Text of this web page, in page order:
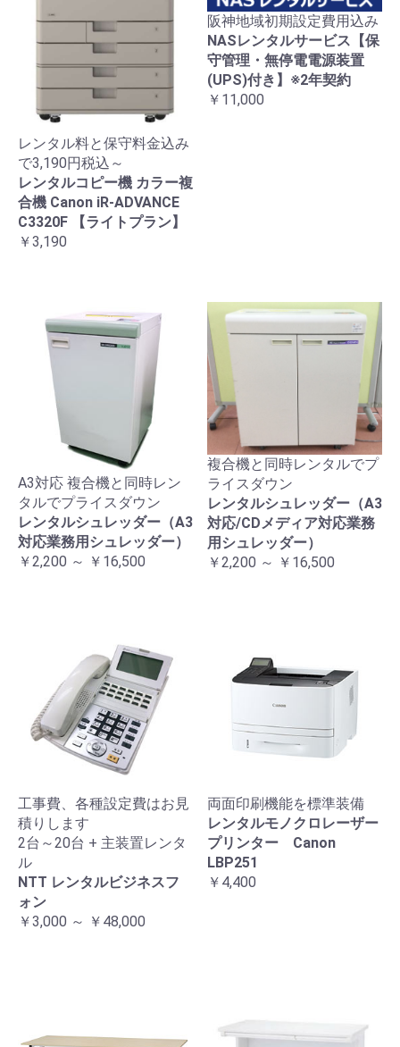
レンタル料と保守料金込み
で3,190円税込～
レンタルコピー機 カラー複
合機 Canon iR-ADVANCE
C3320F 【ライトプラン】
￥3,190
阪神地域初期設定費用込み
NASレンタルサービス【保
守管理・無停電電源装置
(UPS)付き】※2年契約
￥11,000
A3対応 複合機と同時レン
タルでプライスダウン
レンタルシュレッダー（A3
対応業務用シュレッダー）
￥2,200 ～ ￥16,500
複合機と同時レンタルでプ
ライスダウン
レンタルシュレッダー（A3
対応/CDメディア対応業務
用シュレッダー）
￥2,200 ～ ￥16,500
工事費、各種設定費はお見
積りします
2台～20台 + 主装置レンタ
ル
NTT レンタルビジネスフ
ォン
￥3,000 ～ ￥48,000
両面印刷機能を標準装備
レンタルモノクロレーザー
プリンター Canon
LBP251
￥4,400